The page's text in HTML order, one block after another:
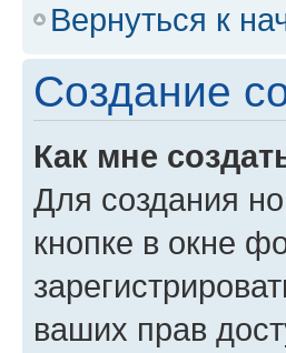
Вернуться к
Создание
Как мне
Для создания
кнопке в окне
ваших прав